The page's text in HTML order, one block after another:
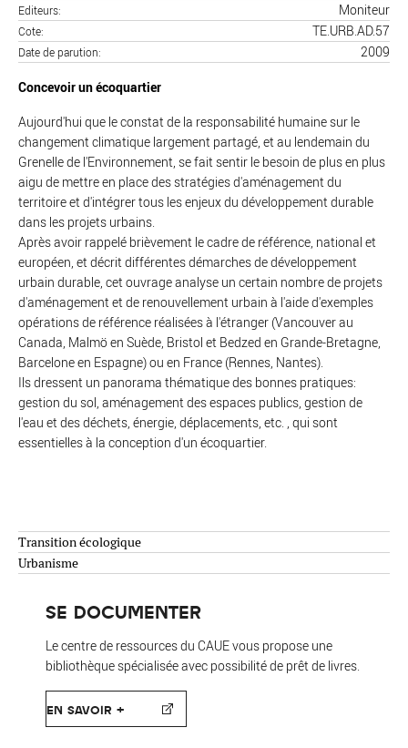
Transition écologique
Urbanisme
SE DOCUMENTER
Le centre de ressources du CAUE vous propose une
bibliothèque spécialisée avec possibilité de prêt de livres.
EN SAVOIR +
Editeurs Moniteur
Cote TE.URB.AD.57
Date de parution 2009
Concevoir un écoquartier
Aujourd'hui que le constat de la responsabilité humaine sur le
changement climatique largement partagé, et au lendemain du
Grenelle de l'Environnement, se fait sentir le besoin de plus en plus
aigu de mettre en place des stratégies d'aménagement du
territoire et d'intégrer tous les enjeux du développement durable
dans les projets urbains.
Après avoir rappelé brièvement le cadre de référence, national et
européen, et décrit différentes démarches de développement
urbain durable, cet ouvrage analyse un certain nombre de projets
d'aménagement et de renouvellement urbain à l'aide d'exemples
opérations de référence réalisées à l'étranger (Vancouver au
Canada, Malmö en Suède, Bristol et Bedzed en Grande-Bretagne,
Barcelone en Espagne) ou en France (Rennes, Nantes).
Ils dressent un panorama thématique des bonnes pratiques:
gestion du sol, aménagement des espaces publics, gestion de
l'eau et des déchets, énergie, déplacements, etc. , qui sont
essentielles à la conception d'un écoquartier.